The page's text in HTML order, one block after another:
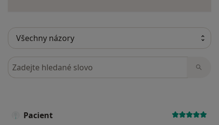
Hledejte v názorech
Pacient